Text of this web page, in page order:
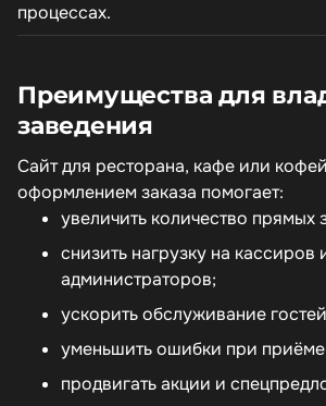
процессах.
Преимущества для
заведения
Сайт для ресторана, кафе или
оформлением заказа помогает:
увеличить количество прямых
снизить нагрузку на кассиров
администраторов;
ускорить обслуживание
уменьшить ошибки при приёме
продвигать акции и